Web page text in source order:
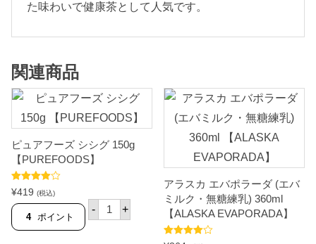
た味わいで健康茶として人気です。
関連商品
ピュアフーズ シシグ 150g
【PUREFOODS】
5段階中
4.33の評
価
¥419 (税込)
4 ポイント
- ピ
ュ
+
アラスカ エバポラーダ (エバ
ミルク・無糖練乳) 360ml
【ALASKA EVAPORADA】